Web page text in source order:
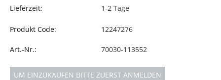
Lieferzeit: 1-2 Tage
Produkt Code: 12247276
Art.-Nr.: 70030-113552
UM EINZUKAUFEN BITTE ZUERST ANMELDEN